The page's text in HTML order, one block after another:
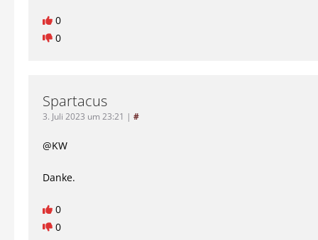
0
0
Spartacus
3. Juli 2023 um 23:21 | #
@KW
Danke.
0
0